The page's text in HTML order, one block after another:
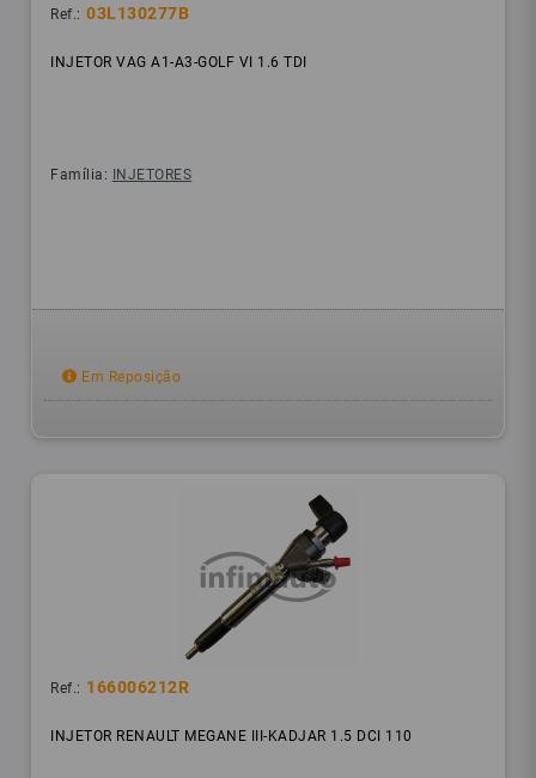
Ref.: 03L130277B
INJETOR VAG A1-A3-GOLF VI 1.6 TDI
Família: INJETORES
Em Reposição
Ref.: 166006212R
INJETOR RENAULT MEGANE III-KADJAR 1.5 DCI 110